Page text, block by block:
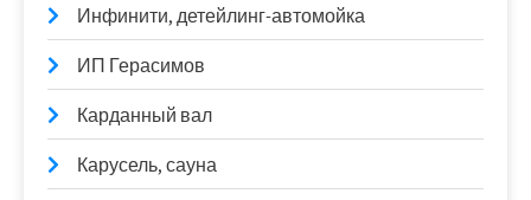
Инфинити, детейлинг-автомойка
ИП Герасимов
Карданный вал
Карусель, сауна